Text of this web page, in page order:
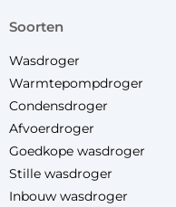
soorten
Wasdroger
Warmtepompdroger
Condensdroger
Afvoerdroger
Goedkope wasdroger
Stille wasdroger
Inbouw wasdroger